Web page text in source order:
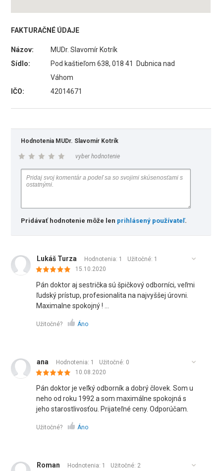
FAKTURAČNÉ ÚDAJE
Názov:
MUDr. Slavomír Kotrík
Sídlo:
Pod kaštieľom 638, 018 41 Dubnica nad
Váhom
IČO:
42014671
Hodnotenia MUDr. Slavomír Kotrík
vyber hodnotenie
Pridávať hodnotenie môže len prihlásený používateľ.
Lukáš Turza Hodnotenia: 1 Užitočné: 1
15.10.2020
Pán doktor aj sestrička sú špičkový odborníci, veľmi
ľudský prístup, profesionalita na najvyššej úrovni.
Maximalne spokojný ! ...
Užitočné? Áno
ana Hodnotenia: 1 Užitočné: 0
10.08.2020
Pán doktor je veľký odborník a dobrý človek. Som u
neho od roku 1992 a som maximálne spokojná s
jeho starostlivosťou. Prijateľné ceny. Odporúčam.
Užitočné? Áno
Roman Hodnotenia: 1 Užitočné: 2